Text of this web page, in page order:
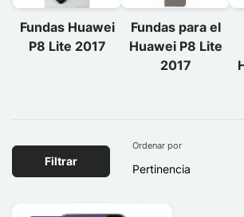
Fundas Huawei
P8 Lite 2017
Fundas para el
Huawei P8 Lite
2017
Filtrar
Ordenar por